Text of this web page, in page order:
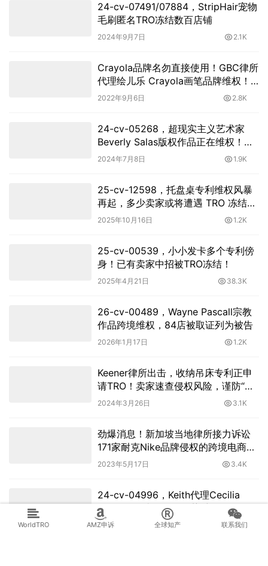
24-cv-07491/07884，StripHair宠物
毛刷匿名TRO冻结数百店铺
2024年9月7日 2.1K
Crayola品牌名勿直接使用！GBC律所
代理绘儿乐 Crayola画笔品牌维权！
案件已进入TRO延长期！！
2022年9月6日 2.8K
24-cv-05268，超现实主义艺术家
Beverly Salas版权作品正在维权！暂
未TRO冻结
2024年7月8日 1.9K
25-cv-12598，托盘桌专利维权风暴
再起，多少卖家或将遭遇 TRO 冻结危
机？
2025年10月16日 1.2K
25-cv-00539，小小发卡多个专利傍
身！已有卖家中招被TRO冻结！
2025年4月21日 38.3K
26-cv-00489，Wayne Pascall宗教
作品跨境维权，84店被取证列为被告
2026年1月17日 1.2K
Keener律所出击，收纳吊床专利正申
请TRO！卖家速查侵权风险，谨防“中
枪”！
2024年3月26日 3.1K
劲爆消息！新加坡当地律所接力诉讼
171家耐克Nike品牌侵权的跨境电商速
卖通卖家
2023年5月17日 3.4K
24-cv-04996，Keith代理Cecilia
Granata五张版权画强势维权！
2024年6月19日 2.2K
WorldTRO AMZ申诉 全球知产 联系我们